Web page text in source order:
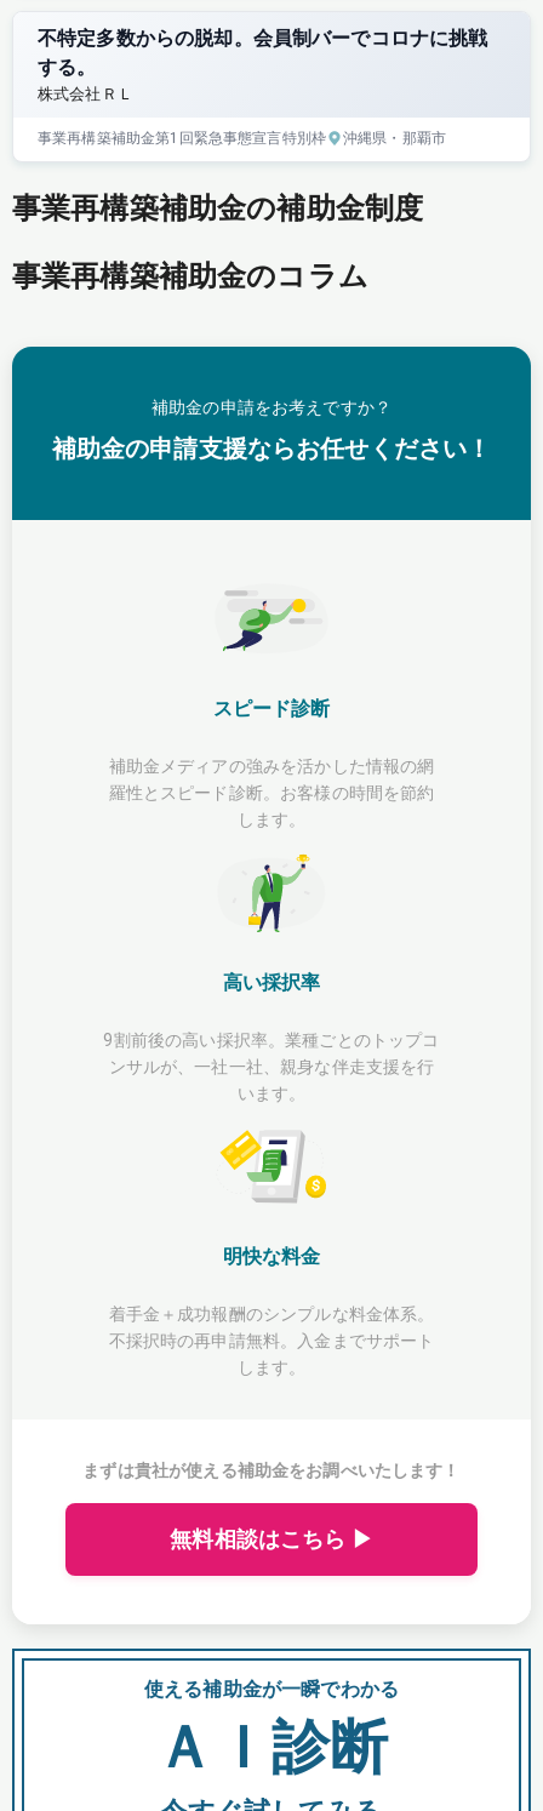
不特定多数からの脱却。会員制バーでコロナに挑戦
する。
株式会社ＲＬ
事業再構築補助金第1回緊急事態宣言特別枠 沖縄県 ・那覇市
事業再構築補助金の補助金制度
事業再構築補助金のコラム
補助金の申請をお考えですか？
補助金の申請支援ならお任せください！
スピード診断
補助金メディアの強みを活かした情報の網
羅性とスピード診断。お客様の時間を節約
します。
高い採択率
9割前後の高い採択率。業種ごとのトップコ
ンサルが、一社一社、親身な伴走支援を行
います。
明快な料金
着手金＋成功報酬のシンプルな料金体系。
不採択時の再申請無料。入金までサポート
します。
まずは貴社が使える補助金をお調べいたします！
無料相談はこちら ▶
使える補助金が一瞬でわかる
ＡＩ診断